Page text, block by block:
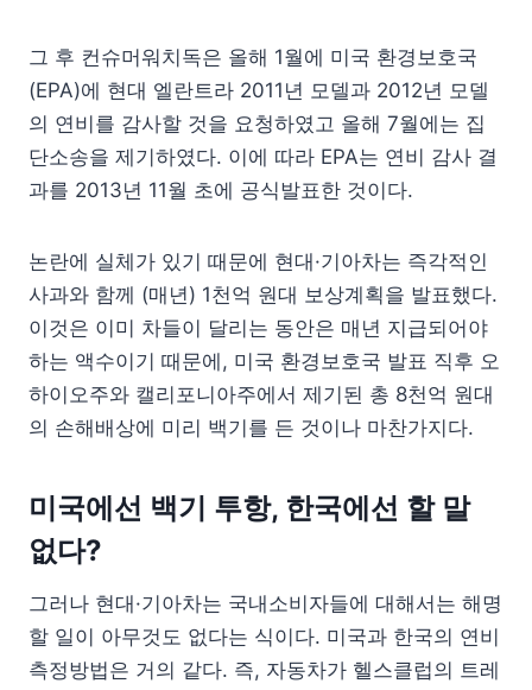
그 후 컨슈머워치독은 올해 1월에 미국 환경보호국
(EPA)에 현대 엘란트라 2011년 모델과 2012년 모델
의 연비를 감사할 것을 요청하였고 올해 7월에는 집
단소송을 제기하였다. 이에 따라 EPA는 연비 감사 결
과를 2013년 11월 초에 공식발표한 것이다.
논란에 실체가 있기 때문에 현대·기아차는 즉각적인
사과와 함께 (매년) 1천억 원대 보상계획을 발표했다.
이것은 이미 차들이 달리는 동안은 매년 지급되어야
하는 액수이기 때문에, 미국 환경보호국 발표 직후 오
하이오주와 캘리포니아주에서 제기된 총 8천억 원대
의 손해배상에 미리 백기를 든 것이나 마찬가지다.
미국에선 백기 투항, 한국에선 할 말
없다?
그러나 현대·기아차는 국내소비자들에 대해서는 해명
할 일이 아무것도 없다는 식이다. 미국과 한국의 연비
측정방법은 거의 같다. 즉, 자동차가 헬스클럽의 트레